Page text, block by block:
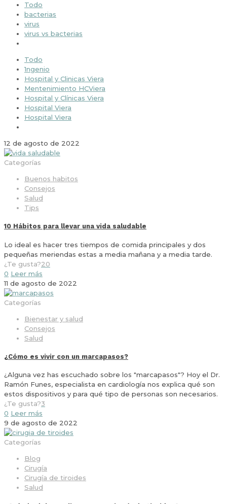
Todo
bacterias
virus
virus vs bacterias
Todo
1ngenio
Hospital y Clinicas Viera
Mentenimiento HCViera
Hospital y Clínicas Viera
Hospital Viera
Hospital Viera
12 de agosto de 2022
Categorías
Buenos habitos
Consejos
Salud
Tips
10 Hábitos para llevar una vida saludable
Lo ideal es hacer tres tiempos de comida principales y dos
pequeñas meriendas estas a media mañana y a media tarde.
¿Te gusta?20
0 Leer más
11 de agosto de 2022
Categorías
Bienestar y salud
Consejos
Salud
¿Cómo es vivir con un marcapasos?
¿Alguna vez has escuchado sobre los "marcapasos"? Hoy el Dr.
Ramón Funes, especialista en cardiología nos explica qué son
estos dispositivos y para qué tipo de personas son necesarios.
¿Te gusta?3
0 Leer más
9 de agosto de 2022
Categorías
Blog
Cirugía
Cirugía de tiroides
Salud